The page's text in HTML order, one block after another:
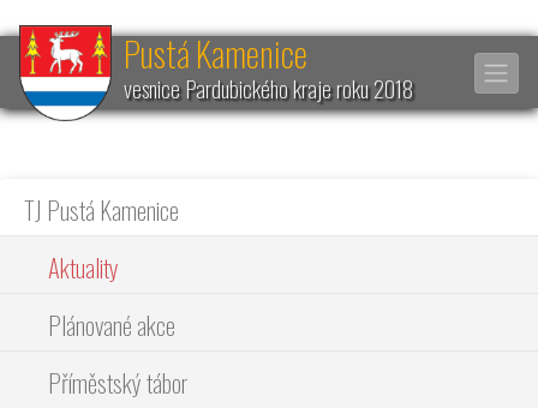
Pustá Kamenice
vesnice Pardubického kraje roku 2018
TJ Pustá Kamenice
Aktuality
Plánované akce
Příměstský tábor